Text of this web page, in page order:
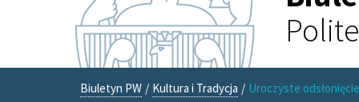
Biuletyn PW / Kultura i Tradycja / Uroczyste